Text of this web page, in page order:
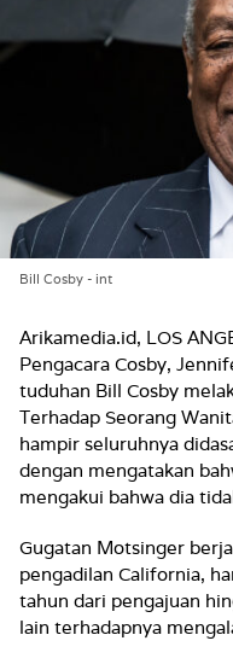
Bill Cosby - int
Arikamedia.id, LOS
Pengacara Cosby,
tuduhan Bill Cosby
Terhadap Seorang
hampir seluruhnya
dengan mengatakan
mengakui bahwa dia
Gugatan Motsinger
pengadilan California,
tahun dari pengajuan
lain terhadapnya